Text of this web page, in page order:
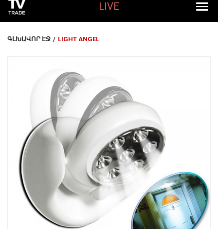
Խոհանոցային
Ֆիտնես
Գեղեցկություն ԵՒ Խնամք
Երեխաների Համար
Լավագույն Վաճառք
LIVE
ԳԼԽԱՎՈՐ ԷՋ / LIGHT ANGEL